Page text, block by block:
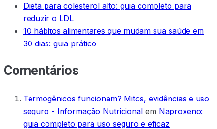
Dieta para colesterol alto: guia completo para
reduzir o LDL
10 hábitos alimentares que mudam sua saúde em
30 dias: guia prático
Comentários
Termogênicos funcionam? Mitos, evidências e uso
seguro - Informação Nutricional em Naproxeno:
guia completo para uso seguro e eficaz